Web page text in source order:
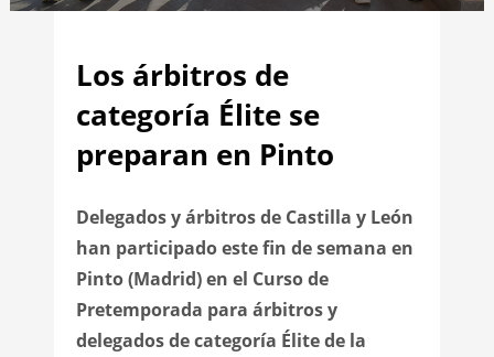
Los árbitros de
categoría Élite se
preparan en Pinto
Delegados y árbitros de Castilla y León
han participado este fin de semana en
Pinto (Madrid) en el Curso de
Pretemporada para árbitros y
delegados de categoría Élite de la